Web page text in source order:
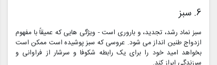
6. سبز
سبز نماد رشد، تجدید، و باروری است - ویژگی هایی که عمیقاً با مفهوم
ازدواج طنین انداز می شود. عروسی که سبز پوشیده است ممکن است
بخواهد امید خود را برای یک رابطه شکوفا و سرشار از فراوانی و